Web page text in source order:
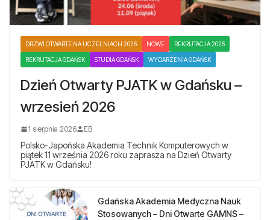
DRZWI OTWARTE NA UCZELNIACH 2026 NOWE REKRUTACJA 2026
REKRUTACJA GDAŃSK STUDIA GDAŃSK WYDARZENIA GDAŃSK
Dzień Otwarty PJATK w Gdańsku –
wrzesień 2026
1 sierpnia 2026 EB
Polsko-Japońska Akademia Technik Komputerowych w
piątek 11 września 2026 roku zaprasza na Dzień Otwarty
PJATK w Gdańsku!
Gdańska Akademia Medyczna Nauk
Stosowanych – Dni Otwarte GAMNS –